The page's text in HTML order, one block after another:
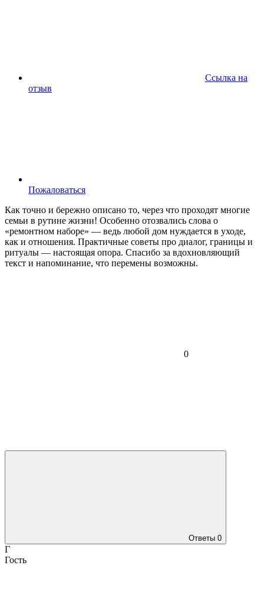
Ссылка на
отзыв
Пожаловаться
Как точно и бережно описано то, через что проходят многие
семьи в рутине жизни! Особенно отозвались слова о
«ремонтном наборе» — ведь любой дом нуждается в уходе,
как и отношения. Практичные советы про диалог, границы и
ритуалы — настоящая опора. Спасибо за вдохновляющий
текст и напоминание, что перемены возможны.
0
Ответы 0
Г
Гость